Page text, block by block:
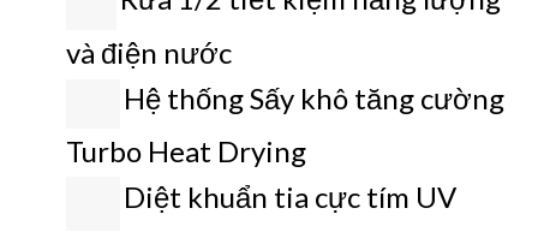
và điện nước
Hệ thống Sấy khô tăng cường
Turbo Heat Drying
Diệt khuẩn tia cực tím UV